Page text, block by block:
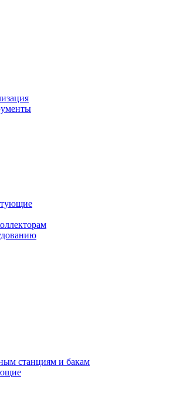
станциям и бакам